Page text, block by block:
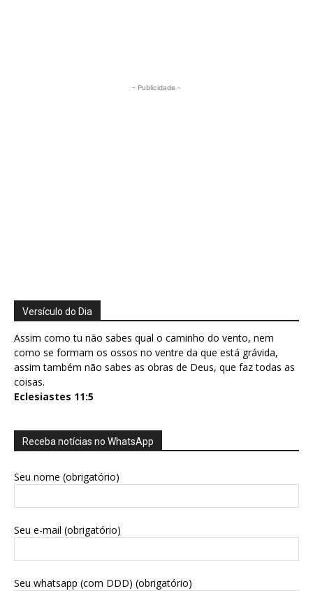
- Publicidade -
Versículo do Dia
Assim como tu não sabes qual o caminho do vento, nem
como se formam os ossos no ventre da que está grávida,
assim também não sabes as obras de Deus, que faz todas as
coisas.
Eclesiastes 11:5
Receba notícias no WhatsApp
Seu nome (obrigatório)
Seu e-mail (obrigatório)
Seu whatsapp (com DDD) (obrigatório)